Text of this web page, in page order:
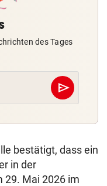
des Tages
send
Abschicken
bestätigt, dass ein
in der
29. Mai 2026 im